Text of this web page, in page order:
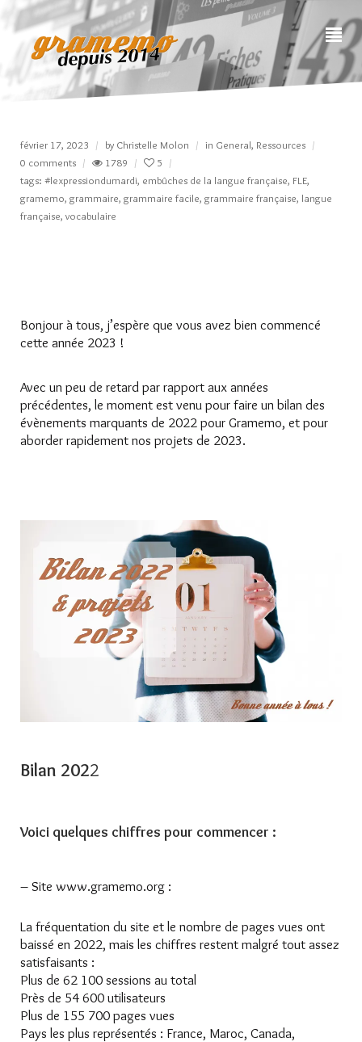
février 17, 2023 by Christelle Molon in General, Ressources
0 comments
1789
5
tags: #lexpressiondumardi, embûches de la langue française, FLE,
gramemo, grammaire, grammaire facile, grammaire française, langue
française,vocabulaire
Bonjour à tous, j’espère que vous avez bien commencé
cette année 2023 !
Avec un peu de retard par rapport aux années
précédentes, le moment est venu pour faire un bilan des
évènements marquants de 2022 pour Gramemo, et pour
aborder rapidement nos projets de 2023.
Bilan 2022
Voici quelques chiffres pour commencer :
– Site www.gramemo.org :
La fréquentation du site et le nombre de pages vues ont
baissé en 2022, mais les chiffres restent malgré tout assez
satisfaisants :
Plus de 62 100 sessions au total
Près de 54 600 utilisateurs
Plus de 155 700 pages vues
Pays les plus représentés : France, Maroc, Canada,